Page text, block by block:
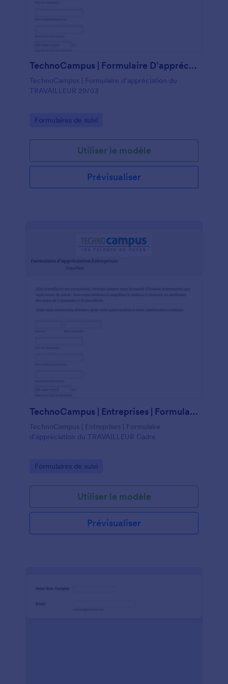
TechnoCampus | Formulaire D’appréciation Du TRAVAILLEUR
TechnoCampus | Formulaire d’appréciation du
TRAVAILLEUR 29/03
Go to Category:
Formulaires de suivi
Utiliser le modèle
Prévisualiser
TechnoCampus | Entreprises | Formulaire D’appréciation Du TRAVAILLEUR Cadre
TechnoCampus | Entreprises | Formulaire
d’appréciation du TRAVAILLEUR Cadre
Go to Category:
Formulaires de suivi
Utiliser le modèle
Prévisualiser